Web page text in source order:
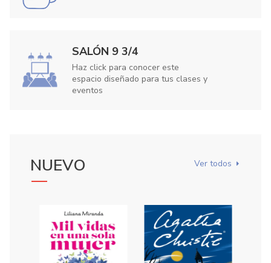
SALÓN 9 3/4
Haz click para conocer este
espacio diseñado para tus clases y
eventos
NUEVO Ver todos